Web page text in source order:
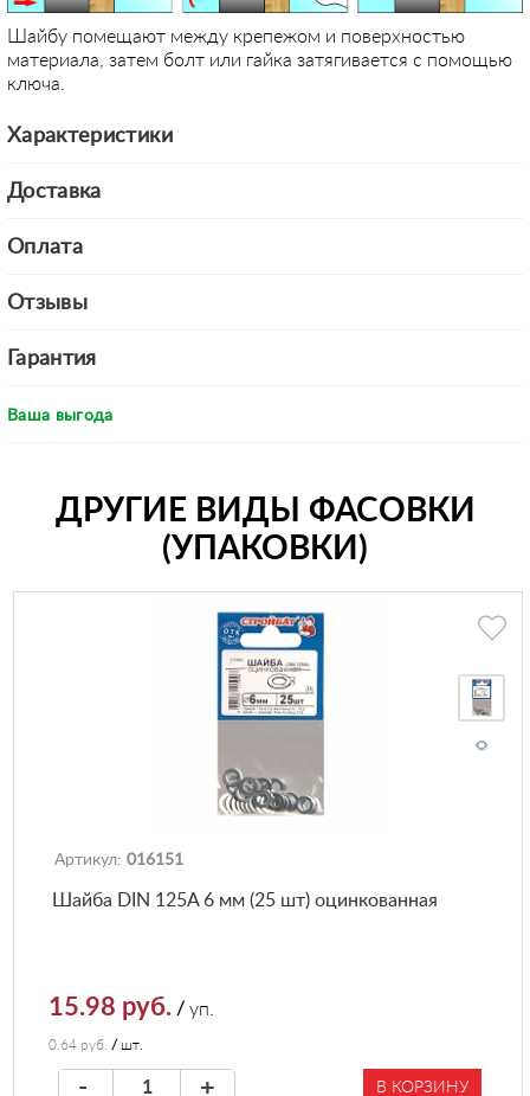
Шайбу помещают между крепежом и поверхностью
материала, затем болт или гайка затягивается с помощью
ключа.
Характеристики
Доставка
Оплата
Отзывы
Гарантия
Ваша выгода
ДРУГИЕ ВИДЫ ФАСОВКИ
(УПАКОВКИ)
Артикул: 016151
Шайба DIN 125A 6 мм (25 шт) оцинкованная
15.98 руб. /уп.
0.64 руб. / шт.
- + В КОРЗИНУ